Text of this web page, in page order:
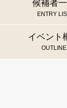
候補者
ENTRY
イベント
OUTLINE